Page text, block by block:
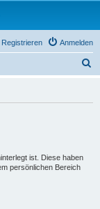
Anmelden
Registrieren
ist. Diese haben
persönlichen Bereich